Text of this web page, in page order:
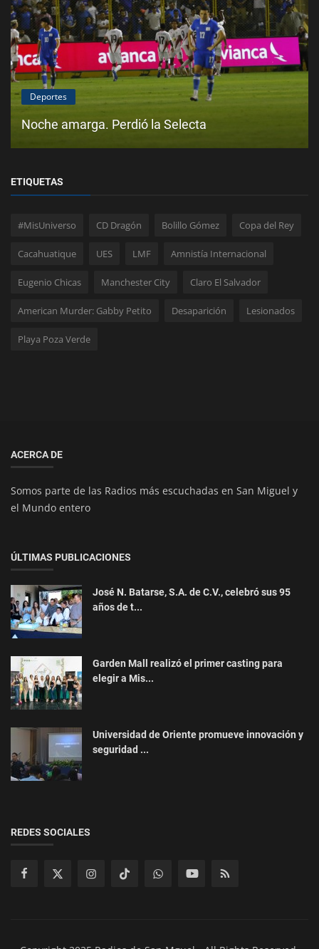
Deportes
Noche amarga. Perdió la Selecta
ETIQUETAS
#MisUniverso CD Dragón Bolillo Gómez Copa del Rey
Cacahuatique UES LMF Amnistía Internacional
Eugenio Chicas Manchester City Claro El Salvador
American Murder: Gabby Petito Desaparición Lesionados
Playa Poza Verde
ACERCA DE
Somos parte de las Radios más escuchadas en San Miguel y
el Mundo entero
ÚLTIMAS PUBLICACIONES
José N. Batarse, S.A. de C.V., celebró sus 95
años de t...
Garden Mall realizó el primer casting para
elegir a Mis...
Universidad de Oriente promueve innovación y
seguridad ...
REDES SOCIALES